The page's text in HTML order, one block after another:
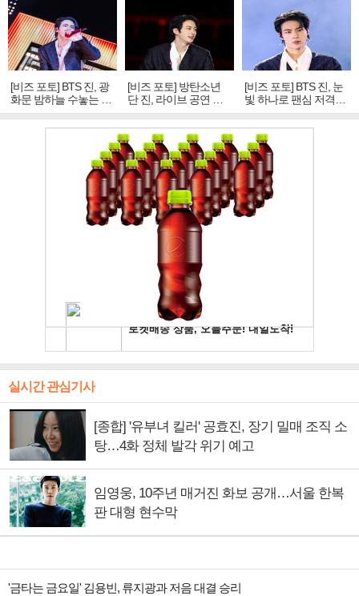
[비즈 포토] BTS 진, 광
화문 밤하늘 수놓는 '비
주얼 킹'의 열창
[비즈 포토] 방탄소년
단 진, 라이브 공연 중
빛나는 독보적 아우라
[비즈 포토] BTS 진, 눈
빛 하나로 팬심 저격…
독보적 카리스마
실시간 관심기사
[종합] '유부녀 킬러' 공효진, 장기 밀매 조직 소
탕…4화 정체 발각 위기 예고
임영웅, 10주년 매거진 화보 공개…서울 한복
판 대형 현수막
'금타는 금요일' 김용빈, 류지광과 저음 대결 승리